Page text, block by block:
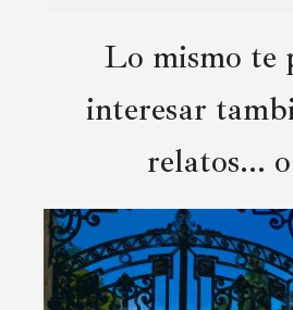
Lo mismo te
interesar
relatos...